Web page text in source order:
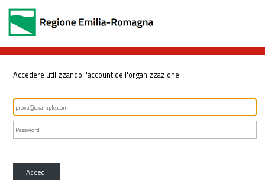
Accedere utilizzando l'account dell'organizzazione
Accedi